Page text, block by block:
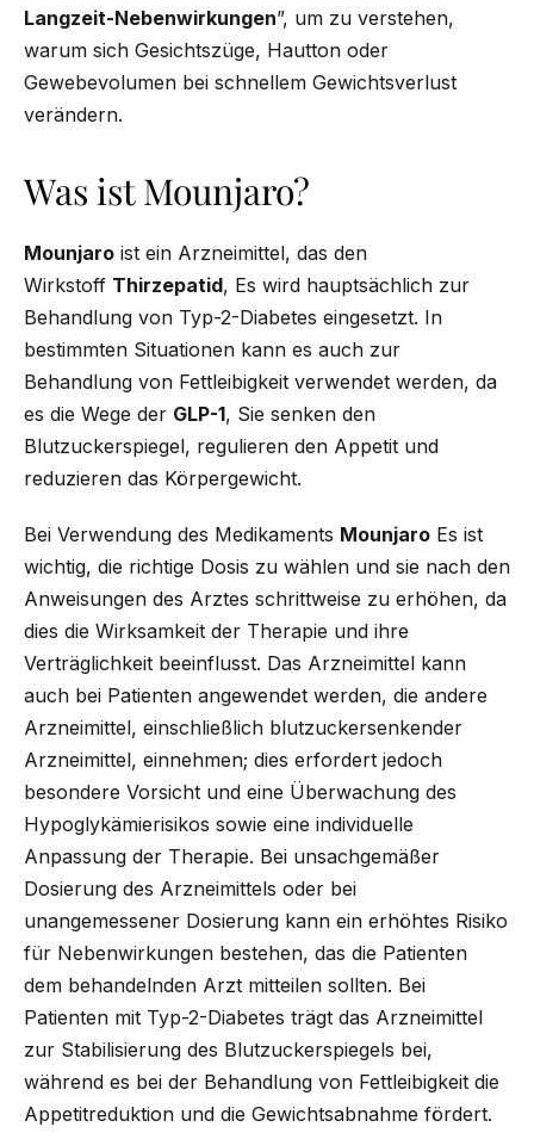
Langzeit-Nebenwirkungen”, um zu verstehen,
warum sich Gesichtszüge, Hautton oder
Gewebevolumen bei schnellem Gewichtsverlust
verändern.
Was ist Mounjaro?
Mounjaro ist ein Arzneimittel, das den
Wirkstoff Thirzepatid, Es wird hauptsächlich zur
Behandlung von Typ-2-Diabetes eingesetzt. In
bestimmten Situationen kann es auch zur
Behandlung von Fettleibigkeit verwendet werden, da
es die Wege der GLP-1, Sie senken den
Blutzuckerspiegel, regulieren den Appetit und
reduzieren das Körpergewicht.
Bei Verwendung des Medikaments Mounjaro Es ist
wichtig, die richtige Dosis zu wählen und sie nach den
Anweisungen des Arztes schrittweise zu erhöhen, da
dies die Wirksamkeit der Therapie und ihre
Verträglichkeit beeinflusst. Das Arzneimittel kann
auch bei Patienten angewendet werden, die andere
Arzneimittel, einschließlich blutzuckersenkender
Arzneimittel, einnehmen; dies erfordert jedoch
besondere Vorsicht und eine Überwachung des
Hypoglykämierisikos sowie eine individuelle
Anpassung der Therapie. Bei unsachgemäßer
Dosierung des Arzneimittels oder bei
unangemessener Dosierung kann ein erhöhtes Risiko
für Nebenwirkungen bestehen, das die Patienten
dem behandelnden Arzt mitteilen sollten. Bei
Patienten mit Typ-2-Diabetes trägt das Arzneimittel
zur Stabilisierung des Blutzuckerspiegels bei,
während es bei der Behandlung von Fettleibigkeit die
Appetitreduktion und die Gewichtsabnahme fördert.